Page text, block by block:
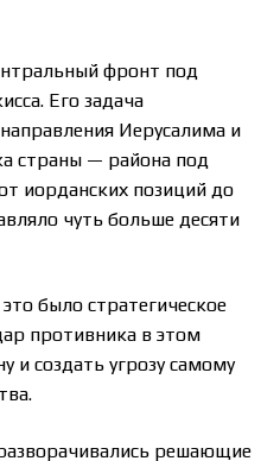
фронт под
Его задача
Иерусалима и
страны — района под
иорданских позиций до
чуть больше десяти
было стратегическое
противника в этом
и создать угрозу самому
решающие